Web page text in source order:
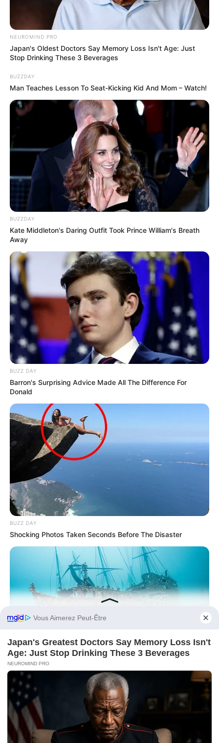
NEUROMIND PRO
Japan's Oldest Doctors Say Memory Loss Isn't Age: Just
Stop Drinking These 3 Beverages
BUZZDAY
Man Teaches Lesson To Seat-Kicking Kid And Mom – Watch!
BUZZDAY
Kate Middleton's Daring Outfit Took Prince William's Breath
Away
BUZZ DAY
Barron's Surprising Advice Made All The Difference For
Donald
BUZZ DAY
Shocking Photos Taken Seconds Before The Disaster
BUZZ DAY
Scientists Just Shocked The World In The Black Sea!
Before You Go